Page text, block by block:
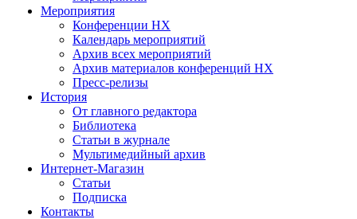
Мероприятия
Конференции НХ
Календарь мероприятий
Архив всех мероприятий
Архив материалов конференций НХ
Пресс-релизы
История
От главного редактора
Библиотека
Статьи в журнале
Мультимедийный архив
Интернет-Магазин
Статьи
Подписка
Контакты